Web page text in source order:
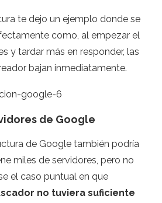
te dejo un ejemplo donde se
como, al empezar el
y tardar más en responder, las
bajan inmediatamente.
de Google
de Google también podría
miles de servidores, pero no
el caso puntual en que
no tuviera suficiente